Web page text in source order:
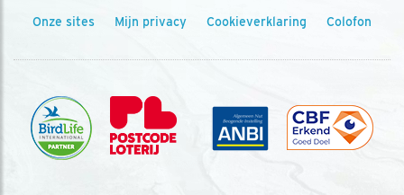
Onze sites Mijn privacy Cookieverklaring Colofon